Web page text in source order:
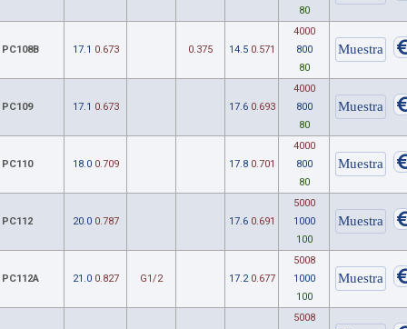
80
PC108B 17.1 0.673 0.375 14.5 0.571
4000
800
80
PC109 17.1 0.673 17.6 0.693
4000
800
80
PC110 18.0 0.709 17.8 0.701
4000
800
80
PC112 20.0 0.787 17.6 0.691
5000
1000
100
PC112A 21.0 0.827 G1/2 17.2 0.677
5008
1000
100
5008